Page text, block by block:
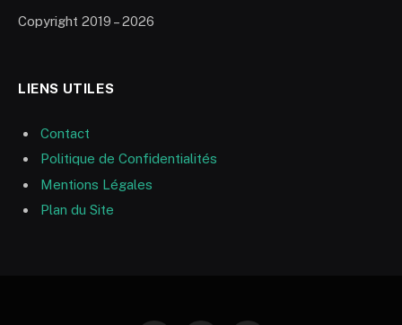
Copyright 2019 – 2026
LIENS UTILES
Contact
Politique de Confidentialités
Mentions Légales
Plan du Site